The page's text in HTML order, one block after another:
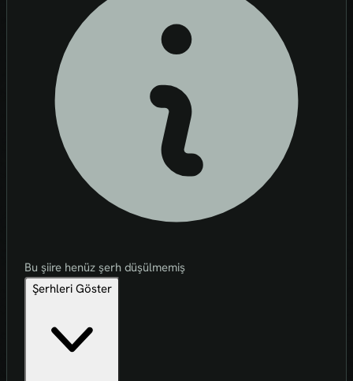
Bu şiire henüz şerh düşülmemiş
Şerhleri Göster